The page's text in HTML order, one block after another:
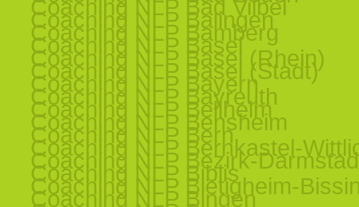
Coaching NLP Bad Vilbel
Coaching NLP Balingen
Coaching NLP Bamberg
Coaching NLP Basel
Coaching NLP Basel (Rhein)
Coaching NLP Basel (Stadt)
Coaching NLP Bayern
Coaching NLP Bayreuth
Coaching NLP Bellheim
Coaching NLP Bensheim
Coaching NLP Bern
Coaching NLP Bernkastel-
Coaching NLP Bezirk-
Coaching NLP Biblis
Coaching NLP Bietigheim-
Coaching NLP Bingen